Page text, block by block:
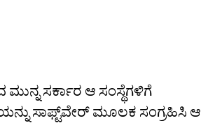
ಮುನ್ನ ಸರ್ಕಾರ ಆ ಸಂಸ್ಥೆಗಳಿಗೆ
ಸಾಫ್ಟ್‌ವೇರ್‌ ಮೂಲಕ ಸಂಗ್ರಹಿಸಿ ಆ